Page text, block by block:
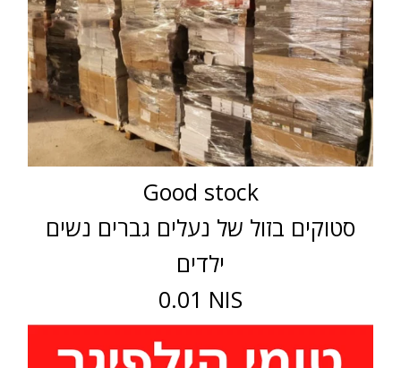
Good stock
סטוקים בזול של נעלים גברים נשים
ילדים
0.01 NIS